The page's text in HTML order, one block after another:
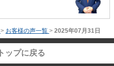
> お客様の声一覧 > 2025年07月31日
ップに戻る